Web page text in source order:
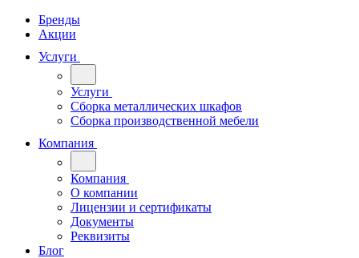
Бренды
Акции
Услуги
Услуги
Сборка металлических шкафов
Сборка производственной мебели
Компания
Компания
О компании
Лицензии и сертификаты
Документы
Реквизиты
Блог